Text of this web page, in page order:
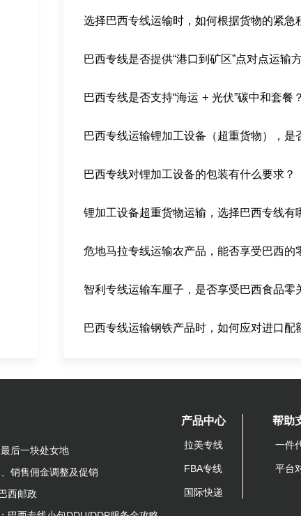
巴西专线对锂加工设备的包装有什么要求？
锂加工设备超重货物运输，选择巴西专线有
智利专线运输车厘子，是否享受巴西食品零
巴西专线运输钢铁产品时，如何应对进口配
后一块处女地
销售佣金调整及促销
西邮政
产品中心
拉美专线
FBA专线
国际快递
帮助
一件
平台